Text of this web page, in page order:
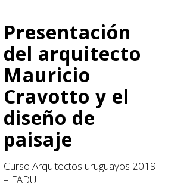
Presentación
del arquitecto
Mauricio
Cravotto y el
diseño de
paisaje
Curso Arquitectos uruguayos 2019
– FADU